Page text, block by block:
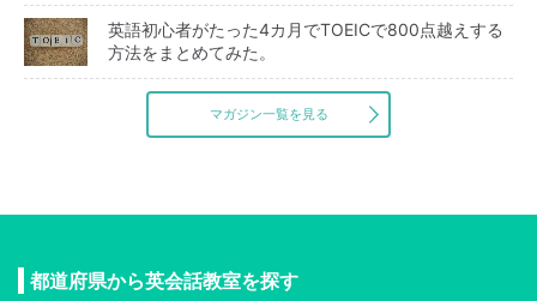
英語初心者がたった4カ月でTOEICで800点越えする
方法をまとめてみた。
マガジン一覧を見る
都道府県から英会話教室を探す